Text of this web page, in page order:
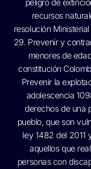
peligro de
recursos
resolución
29. Prevenir y
menores de
constitución
Prevenir la
adolescencia
derechos de una
pueblo, que son
ley 1482 del 2011
aquellos que
personas con